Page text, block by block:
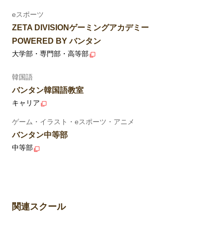
eスポーツ
ZETA DIVISIONゲーミングアカデミー
POWERED BY バンタン
大学部・専門部・高等部
韓国語
バンタン韓国語教室
キャリア
ゲーム・イラスト・eスポーツ・アニメ
バンタン中等部
中等部
関連スクール